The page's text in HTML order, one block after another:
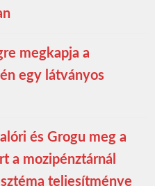
megkapja a
egy látványos
és Grogu meg a
a mozipénztárnál
teljesítménye